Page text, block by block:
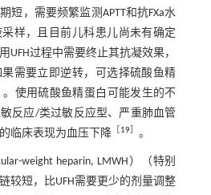
短，需要频繁监测APTT和抗FXa水
样，且目前儿科患儿尚未有确定
UFH过程中需要终止其抗凝效果，
需要立即逆转，可选择硫酸鱼精
。使用硫酸鱼精蛋白可能发生的不
反应/类过敏反应型、严重肺血管
临床表现为血压下降［ 19］ 。
weight heparin, LMWH）（特别
较短，比UFH需要更少的剂量调整